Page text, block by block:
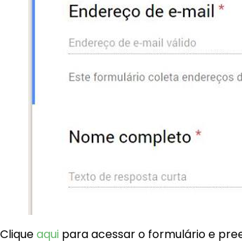
Cliqueaqui para acessar o formulário e